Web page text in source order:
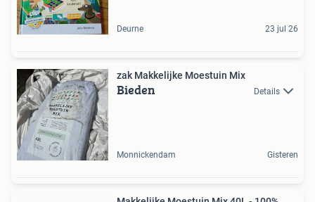
Deurne 23 jul 26
zak Makkelijke Moestuin Mix
Bieden Details
Monnickendam Gisteren